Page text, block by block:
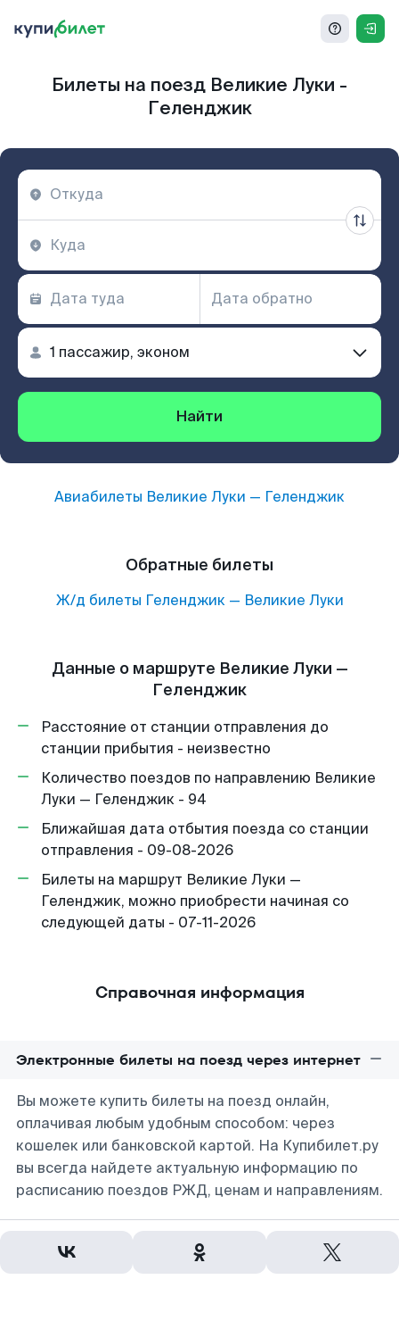
Билеты на поезд Великие Луки -
Геленджик
Найти
Авиабилеты Великие Луки — Геленджик
Обратные билеты
Ж/д билеты Геленджик— Великие Луки
Данные о маршруте Великие Луки —
Геленджик
Расстояние от станции отправления до
станции прибытия - неизвестно
Количество поездов по направлению Великие
Луки — Геленджик - 94
Ближайшая дата отбытия поезда со станции
отправления - 09-08-2026
Билеты на маршрут Великие Луки —
Геленджик, можно приобрести начиная со
следующей даты - 07-11-2026
Справочная информация
Электронные билеты на поезд через интернет
Вы можете купить билеты на поезд онлайн,
оплачивая любым удобным способом: через
кошелек или банковской картой. На Купибилет.ру
вы всегда найдете актуальную информацию по
расписанию поездов РЖД, ценам и направлениям.